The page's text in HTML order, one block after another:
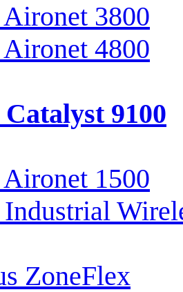
3800
4800
Catalyst 9100
1500
ZoneFlex